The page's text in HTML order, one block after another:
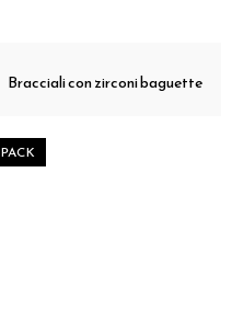
Bracciali con zirconi baguette
PACK